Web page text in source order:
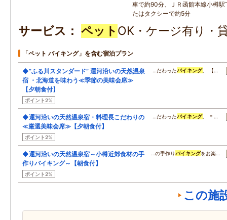
車で約90分、ＪＲ函館本線小樽
たはタクシーで約5分
サービス ペット OK・ケージ有り・
「ペット バイキング」を含む宿泊プラン
◆”ふる川スタンダード” 運河沿いの天然温泉
宿 ・北海道を味わう≪季節の美味会席≫
【夕朝食付】
ポイント2%
…だわったバイキング。 【…
◆運河沿いの天然温泉宿・料理長こだわりの
≪厳選美味会席≫【夕朝食付】
ポイント2%
…だわったバイキング。 ＊…
◆運河沿いの天然温泉宿～小樽近郊食材の手
作りバイキング～【朝食付】
ポイント2%
…の手作りバイキングをお楽…
この施